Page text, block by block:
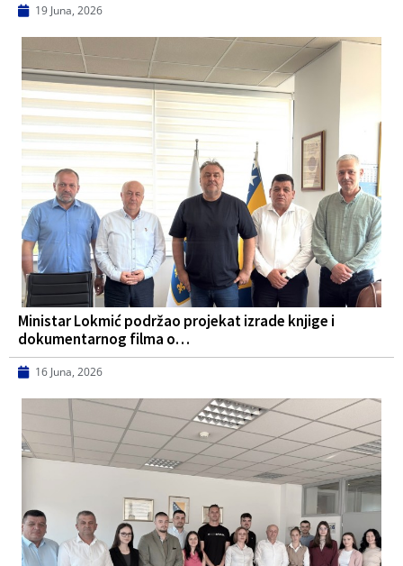
19 Juna, 2026
Ministar Lokmić podržao projekat izrade knjige i
dokumentarnog filma o…
16 Juna, 2026